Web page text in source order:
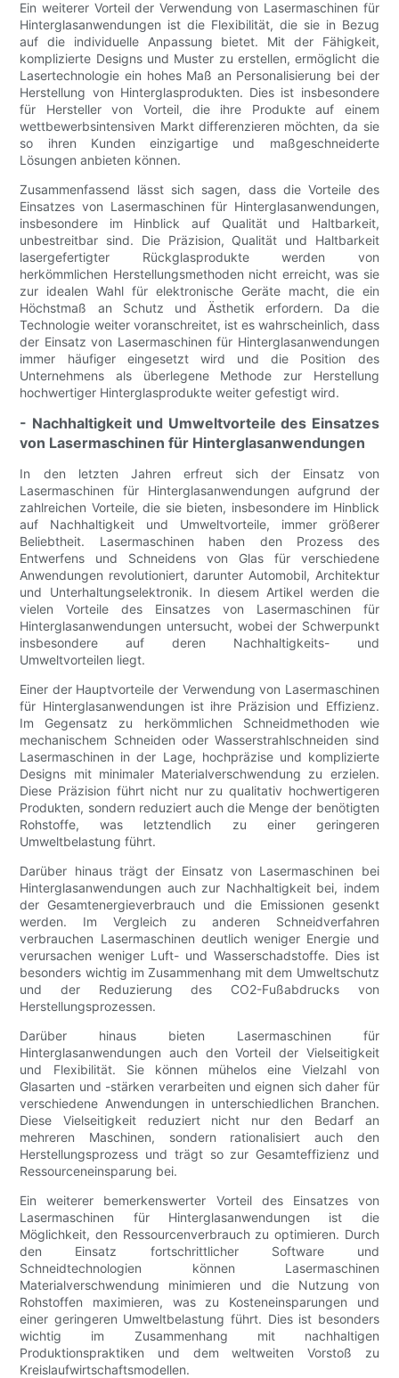
Ein weiterer Vorteil der Verwendung von Lasermaschinen für
Hinterglasanwendungen ist die Flexibilität, die sie in Bezug
auf die individuelle Anpassung bietet. Mit der Fähigkeit,
komplizierte Designs und Muster zu erstellen, ermöglicht die
Lasertechnologie ein hohes Maß an Personalisierung bei der
Herstellung von Hinterglasprodukten. Dies ist insbesondere
für Hersteller von Vorteil, die ihre Produkte auf einem
wettbewerbsintensiven Markt differenzieren möchten, da sie
so ihren Kunden einzigartige und maßgeschneiderte
Lösungen anbieten können.
Zusammenfassend lässt sich sagen, dass die Vorteile des
Einsatzes von Lasermaschinen für Hinterglasanwendungen,
insbesondere im Hinblick auf Qualität und Haltbarkeit,
unbestreitbar sind. Die Präzision, Qualität und Haltbarkeit
lasergefertigter Rückglasprodukte werden von
herkömmlichen Herstellungsmethoden nicht erreicht, was sie
zur idealen Wahl für elektronische Geräte macht, die ein
Höchstmaß an Schutz und Ästhetik erfordern. Da die
Technologie weiter voranschreitet, ist es wahrscheinlich, dass
der Einsatz von Lasermaschinen für Hinterglasanwendungen
immer häufiger eingesetzt wird und die Position des
Unternehmens als überlegene Methode zur Herstellung
hochwertiger Hinterglasprodukte weiter gefestigt wird.
- Nachhaltigkeit und Umweltvorteile des Einsatzes
von Lasermaschinen für Hinterglasanwendungen
In den letzten Jahren erfreut sich der Einsatz von
Lasermaschinen für Hinterglasanwendungen aufgrund der
zahlreichen Vorteile, die sie bieten, insbesondere im Hinblick
auf Nachhaltigkeit und Umweltvorteile, immer größerer
Beliebtheit. Lasermaschinen haben den Prozess des
Entwerfens und Schneidens von Glas für verschiedene
Anwendungen revolutioniert, darunter Automobil, Architektur
und Unterhaltungselektronik. In diesem Artikel werden die
vielen Vorteile des Einsatzes von Lasermaschinen für
Hinterglasanwendungen untersucht, wobei der Schwerpunkt
insbesondere auf deren Nachhaltigkeits- und
Umweltvorteilen liegt.
Einer der Hauptvorteile der Verwendung von Lasermaschinen
für Hinterglasanwendungen ist ihre Präzision und Effizienz.
Im Gegensatz zu herkömmlichen Schneidmethoden wie
mechanischem Schneiden oder Wasserstrahlschneiden sind
Lasermaschinen in der Lage, hochpräzise und komplizierte
Designs mit minimaler Materialverschwendung zu erzielen.
Diese Präzision führt nicht nur zu qualitativ hochwertigeren
Produkten, sondern reduziert auch die Menge der benötigten
Rohstoffe, was letztendlich zu einer geringeren
Umweltbelastung führt.
Darüber hinaus trägt der Einsatz von Lasermaschinen bei
Hinterglasanwendungen auch zur Nachhaltigkeit bei, indem
der Gesamtenergieverbrauch und die Emissionen gesenkt
werden. Im Vergleich zu anderen Schneidverfahren
verbrauchen Lasermaschinen deutlich weniger Energie und
verursachen weniger Luft- und Wasserschadstoffe. Dies ist
besonders wichtig im Zusammenhang mit dem Umweltschutz
und der Reduzierung des CO2-Fußabdrucks von
Herstellungsprozessen.
Darüber hinaus bieten Lasermaschinen für
Hinterglasanwendungen auch den Vorteil der Vielseitigkeit
und Flexibilität. Sie können mühelos eine Vielzahl von
Glasarten und -stärken verarbeiten und eignen sich daher für
verschiedene Anwendungen in unterschiedlichen Branchen.
Diese Vielseitigkeit reduziert nicht nur den Bedarf an
mehreren Maschinen, sondern rationalisiert auch den
Herstellungsprozess und trägt so zur Gesamteffizienz und
Ressourceneinsparung bei.
Ein weiterer bemerkenswerter Vorteil des Einsatzes von
Lasermaschinen für Hinterglasanwendungen ist die
Möglichkeit, den Ressourcenverbrauch zu optimieren. Durch
den Einsatz fortschrittlicher Software und
Schneidtechnologien können Lasermaschinen
Materialverschwendung minimieren und die Nutzung von
Rohstoffen maximieren, was zu Kosteneinsparungen und
einer geringeren Umweltbelastung führt. Dies ist besonders
wichtig im Zusammenhang mit nachhaltigen
Produktionspraktiken und dem weltweiten Vorstoß zu
Kreislaufwirtschaftsmodellen.